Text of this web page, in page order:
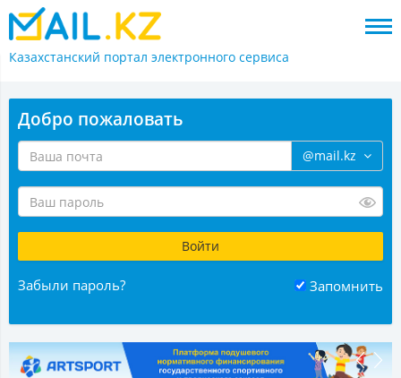
Казахстанский портал электронного сервиса
Добро пожаловать
@mail.kz
Забыли пароль? Запомнить